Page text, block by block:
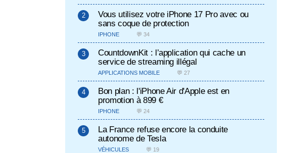
Vous utilisez votre iPhone 17 Pro avec ou
sans coque de protection
IPHONE 💬 34
CountdownKit : l’application qui cache un
service de streaming illégal
APPLICATIONS MOBILE 💬 27
Bon plan : l'iPhone Air d'Apple est en
promotion à 899 €
IPHONE 💬 24
La France refuse encore la conduite
autonome de Tesla
VÉHICULES 💬 19